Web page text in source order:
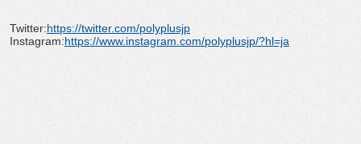
Twitter:https://twitter.com/polyplusjp
Instagram:https://www.instagram.com/polyplusjp/?hl=ja